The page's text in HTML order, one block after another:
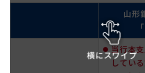
山形
当行本
してい
横にスワイプ